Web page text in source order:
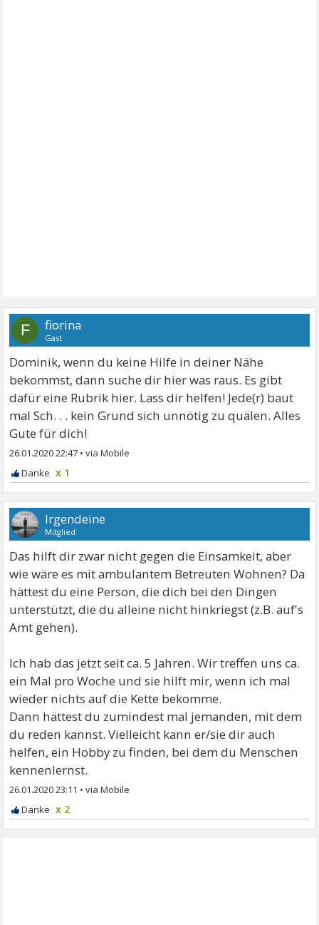
F fiorina
Gast
Dominik, wenn du keine Hilfe in deiner Nähe
bekommst, dann suche dir hier was raus. Es gibt
dafür eine Rubrik hier. Lass dir helfen! Jede(r) baut
mal Sch. . . kein Grund sich unnötig zu quälen. Alles
Gute für dich!
26.01.2020 22:47 •
x 1
Irgendeine
Mitglied
Das hilft dir zwar nicht gegen die Einsamkeit, aber
wie wäre es mit ambulantem Betreuten Wohnen? Da
hättest du eine Person, die dich bei den Dingen
unterstützt, die du alleine nicht hinkriegst (z.B. auf's
Amt gehen).
Ich hab das jetzt seit ca. 5 Jahren. Wir treffen uns ca.
ein Mal pro Woche und sie hilft mir, wenn ich mal
wieder nichts auf die Kette bekomme.
Dann hättest du zumindest mal jemanden, mit dem
du reden kannst. Vielleicht kann er/sie dir auch
helfen, ein Hobby zu finden, bei dem du Menschen
kennenlernst.
26.01.2020 23:11 •
x 2